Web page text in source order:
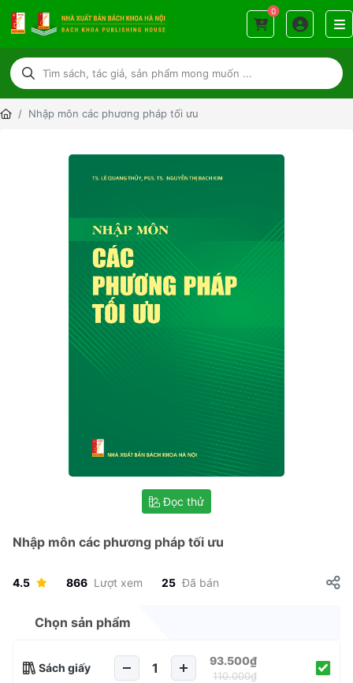
0
Nhập môn các phương pháp tối ưu
Đọc thử
Nhập môn các phương pháp tối ưu
4.5 866 Lượt xem 25 Đã bán
Chọn sản phẩm
Sách giấy
93.500₫
110.000₫